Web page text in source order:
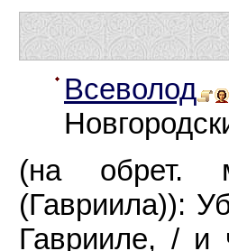
Всеволод
(на обрет.
(Гавриила)):
Гаврииле, / и